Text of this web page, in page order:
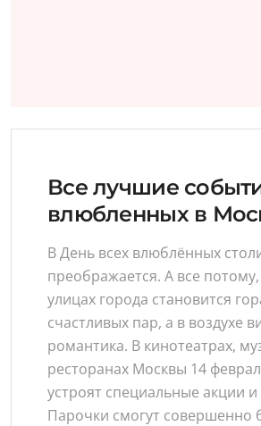
Все лучшие
влюбленных в
В День всех влюблённых
преображается. А все
улицах города становится
счастливых пар, а в воздухе
романтика. В кинотеатрах,
ресторанах Москвы 14
устроят специальные акции
Парочки смогут совершенно